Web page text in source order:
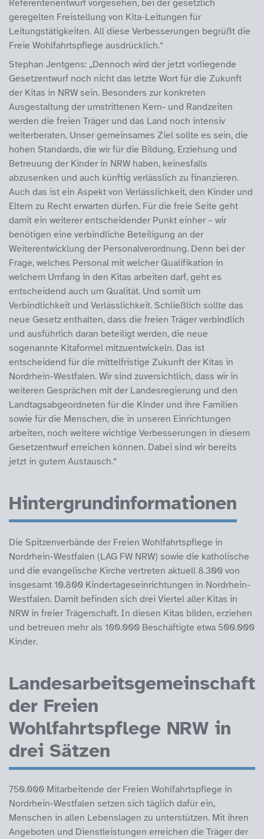
Referentenentwurf vorgesehen, bei der gesetzlich
geregelten Freistellung von Kita-Leitungen für
Leitungstätigkeiten. All diese Verbesserungen begrüßt die
Freie Wohlfahrtspflege ausdrücklich.“
Stephan Jentgens: „Dennoch wird der jetzt vorliegende
Gesetzentwurf noch nicht das letzte Wort für die Zukunft
der Kitas in NRW sein. Besonders zur konkreten
Ausgestaltung der umstrittenen Kern- und Randzeiten
werden die freien Träger und das Land noch intensiv
weiterberaten. Unser gemeinsames Ziel sollte es sein, die
hohen Standards, die wir für die Bildung, Erziehung und
Betreuung der Kinder in NRW haben, keinesfalls
abzusenken und auch künftig verlässlich zu finanzieren.
Auch das ist ein Aspekt von Verlässlichkeit, den Kinder und
Eltern zu Recht erwarten dürfen. Für die freie Seite geht
damit ein weiterer entscheidender Punkt einher – wir
benötigen eine verbindliche Beteiligung an der
Weiterentwicklung der Personalverordnung. Denn bei der
Frage, welches Personal mit welcher Qualifikation in
welchem Umfang in den Kitas arbeiten darf, geht es
entscheidend auch um Qualität. Und somit um
Verbindlichkeit und Verlässlichkeit. Schließlich sollte das
neue Gesetz enthalten, dass die freien Träger verbindlich
und ausführlich daran beteiligt werden, die neue
sogenannte Kitaformel mitzuentwickeln. Das ist
entscheidend für die mittelfristige Zukunft der Kitas in
Nordrhein-Westfalen. Wir sind zuversichtlich, dass wir in
weiteren Gesprächen mit der Landesregierung und den
Landtagsabgeordneten für die Kinder und ihre Familien
sowie für die Menschen, die in unseren Einrichtungen
arbeiten, noch weitere wichtige Verbesserungen in diesem
Gesetzentwurf erreichen können. Dabei sind wir bereits
jetzt in gutem Austausch.“
Hintergrundinformationen
Die Spitzenverbände der Freien Wohlfahrtspflege in
Nordrhein-Westfalen (LAG FW NRW) sowie die katholische
und die evangelische Kirche vertreten aktuell 8.300 von
insgesamt 10.800 Kindertageseinrichtungen in Nordrhein-
Westfalen. Damit befinden sich drei Viertel aller Kitas in
NRW in freier Trägerschaft. In diesen Kitas bilden, erziehen
und betreuen mehr als 100.000 Beschäftigte etwa 500.000
Kinder.
Landesarbeitsgemeinschaft
der Freien
Wohlfahrtspflege NRW in
drei Sätzen
750.000 Mitarbeitende der Freien Wohlfahrtspflege in
Nordrhein-Westfalen setzen sich täglich dafür ein,
Menschen in allen Lebenslagen zu unterstützen. Mit ihren
Angeboten und Dienstleistungen erreichen die Träger der